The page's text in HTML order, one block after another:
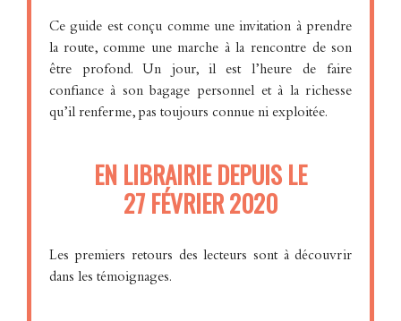
Ce guide est conçu comme une invitation à prendre
la route, comme une marche à la rencontre de son
être profond. Un jour, il est l’heure de faire
confiance à son bagage personnel et à la richesse
qu’il renferme, pas toujours connue ni exploitée.
EN LIBRAIRIE DEPUIS LE
27 FÉVRIER 2020
Les premiers retours des lecteurs sont à découvrir
dans les témoignages.